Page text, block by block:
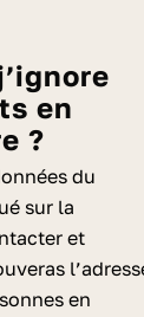
en
?
du
sur la
et
en